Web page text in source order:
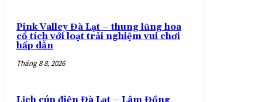
Pink Valley Đà Lạt – thung lũng hoa
cổ tích với loạt trải nghiệm vui chơi
hấp dẫn
Tháng 8 8, 2026